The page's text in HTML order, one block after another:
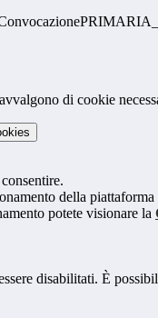
di cookie
della
potete visionare la
disabilitati. È